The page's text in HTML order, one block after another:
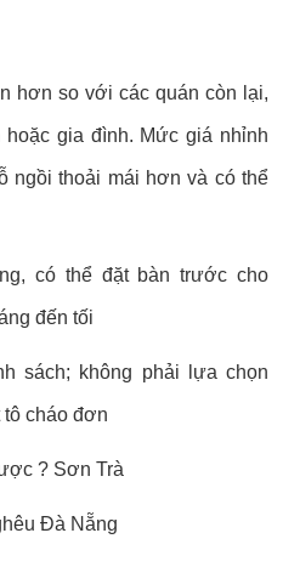
hơn so với các quán còn lại,
gia đình. Mức giá nhỉnh
ngồi thoải mái hơn và có thể
có thể đặt bàn trước cho
đến tối
sách; không phải lựa chọn
tô cháo đơn
? Sơn Trà